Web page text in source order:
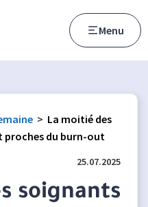
Menu
> La moitié des
proches du burn-out
25.07.2025
soignants